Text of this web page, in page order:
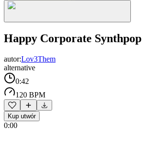
Happy Corporate Synthpop
autor:Lov3Them
alternative
0:42
120 BPM
Kup utwór
0:00